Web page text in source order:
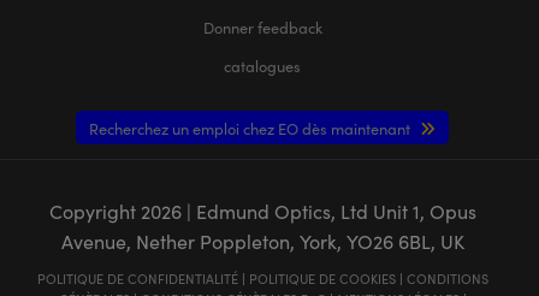
Donner feedback
catalogues
Recherchez un emploi chez EO dès maintenant
Copyright 2026| Edmund Optics, Ltd Unit 1, Opus
Avenue, Nether Poppleton, York, YO26 6BL, UK
POLITIQUE DE CONFIDENTIALITÉ| POLITIQUE DE COOKIES| CONDITIONS